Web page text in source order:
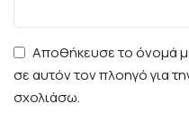
Αποθήκευσε το όνομά
σε αυτόν τον πλοηγό για
σχολιάσω.